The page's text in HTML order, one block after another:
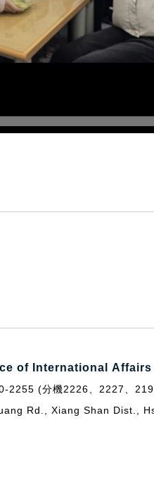
of International Affairs
2255 (分機2226、2227、
Rd., Xiang Shan Dist.,